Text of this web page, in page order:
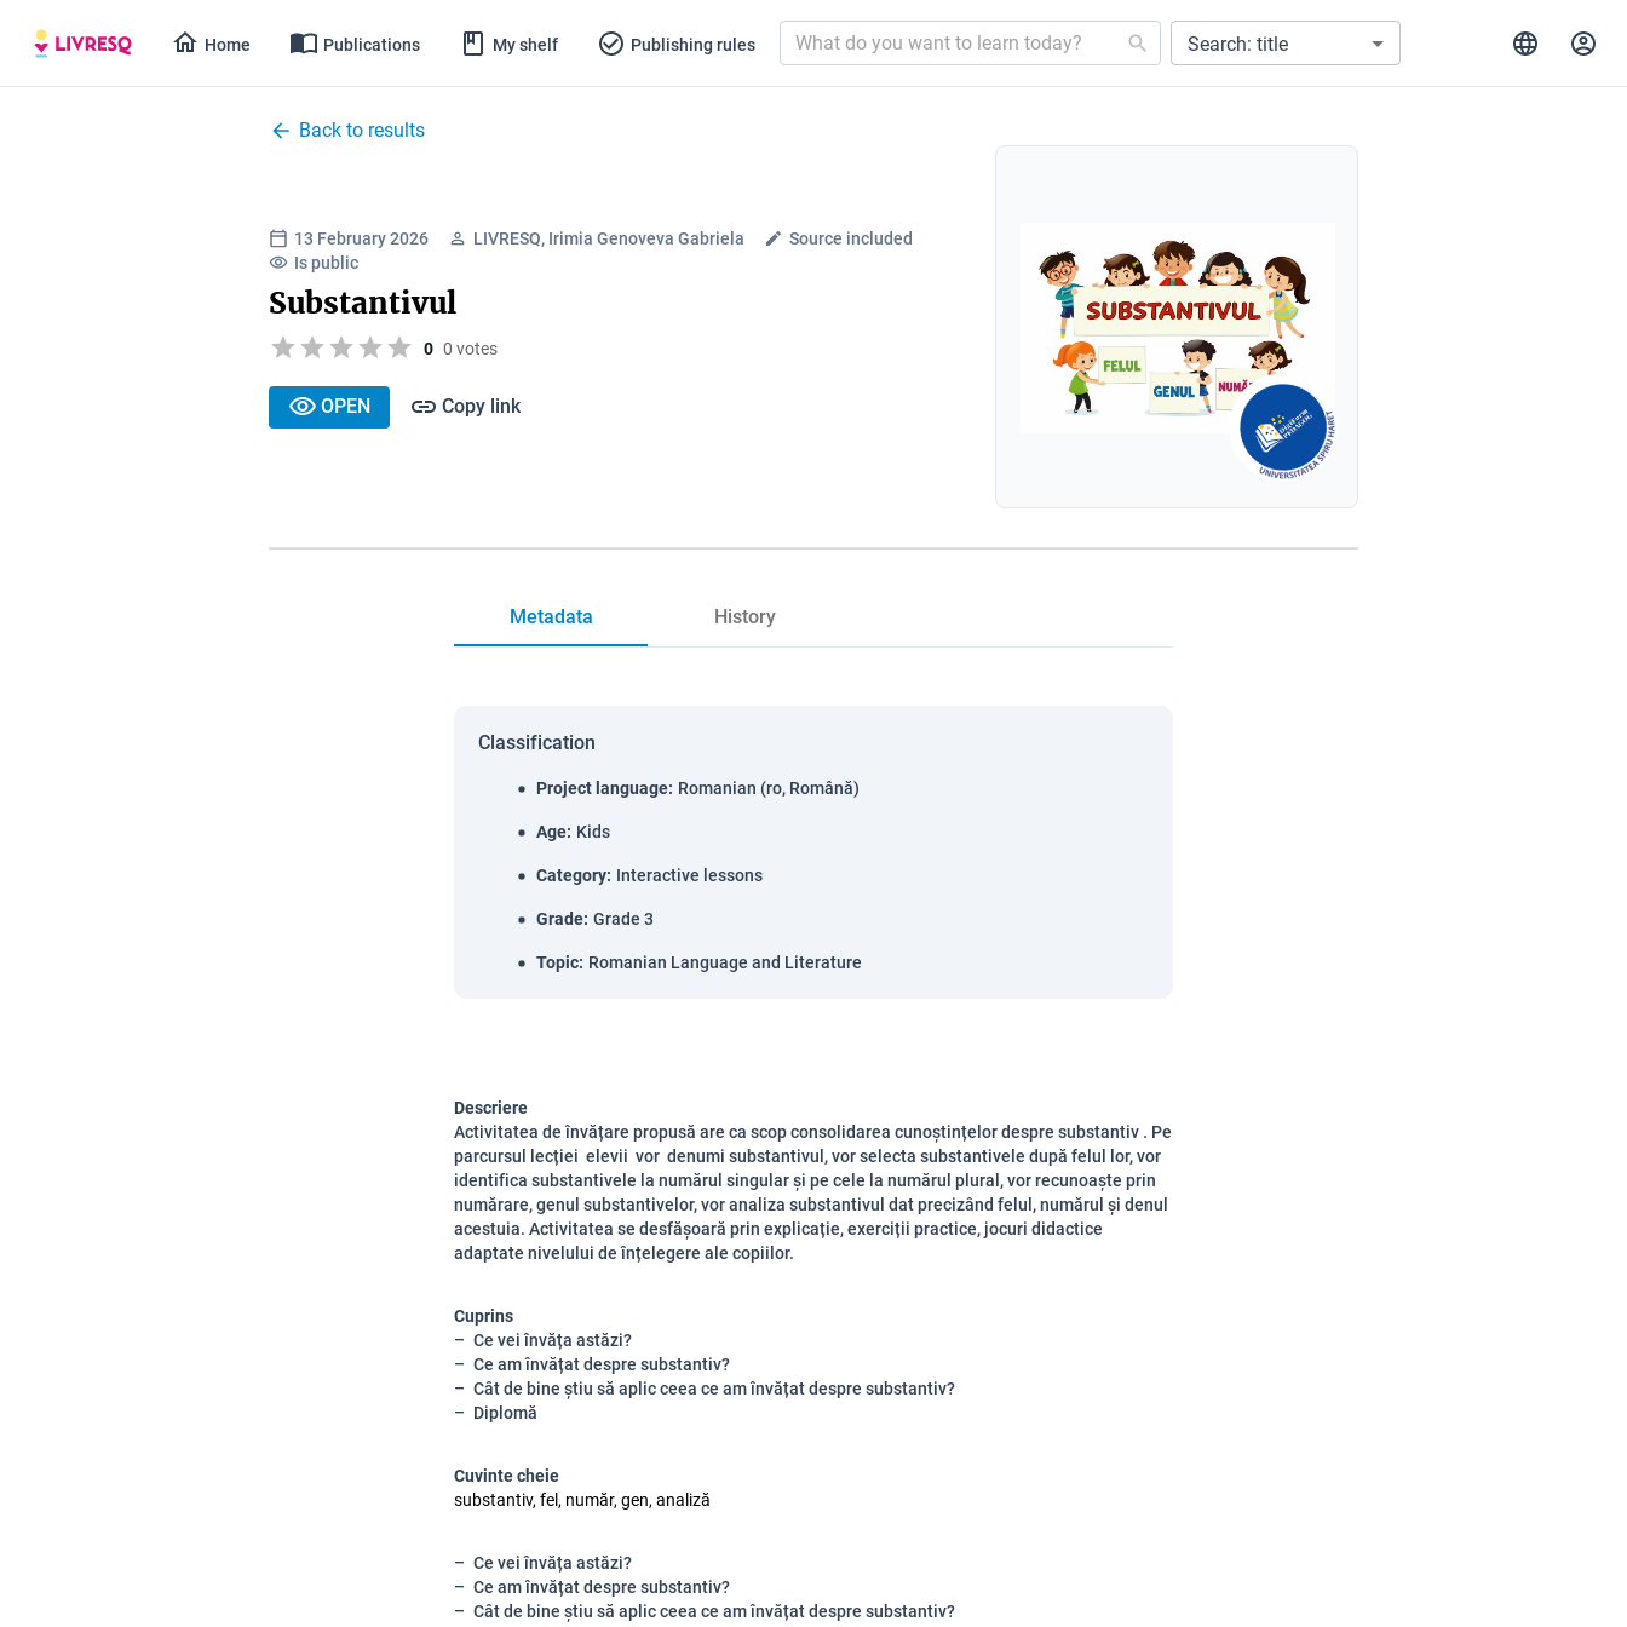
Home Publications My shelf Publishing rules Search: title
Back to results
13 February 2026 LIVRESQ, Irimia Genoveva Gabriela
Source included
Is public
Substantivul
0 0 votes
OPEN Copy link
Metadata History
Classification
Project language: Romanian (ro, Română)
Age: Kids
Category: Interactive lessons
Grade: Grade 3
Topic: Romanian Language and Literature
Descriere
Activitatea de învățare propusă are ca scop consolidarea cunoștințelor despre substantiv . Pe
parcursul lecției elevii vor denumi substantivul, vor selecta substantivele după felul lor, vor
identifica substantivele la numărul singular și pe cele la numărul plural, vor recunoaște prin
numărare, genul substantivelor, vor analiza substantivul dat precizând felul, numărul și denul
acestuia. Activitatea se desfășoară prin explicație, exerciții practice, jocuri didactice
adaptate nivelului de înțelegere ale copiilor.
Cuprins
Ce vei învăța astăzi?
Ce am învățat despre substantiv?
Cât de bine știu să aplic ceea ce am învățat despre substantiv?
Diplomă
Cuvinte cheie
substantiv, fel, număr, gen, analiză
Ce vei învăța astăzi?
Ce am învățat despre substantiv?
Cât de bine știu să aplic ceea ce am învățat despre substantiv?